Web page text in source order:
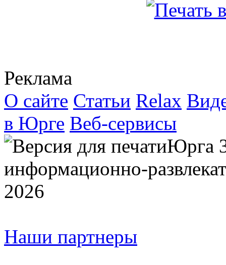
Реклама
О сайте Статьи Relax
в Юрге Веб-сервисы
Юрга
информационно-
2026
Наши партнеры